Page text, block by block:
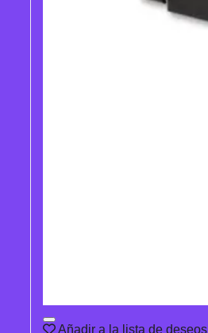
Añadir a la lista de deseos